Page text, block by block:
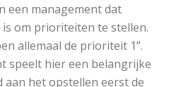
een management dat
om prioriteiten te stellen.
allemaal de prioriteit 1”.
speelt hier een belangrijke
het opstellen eerst de